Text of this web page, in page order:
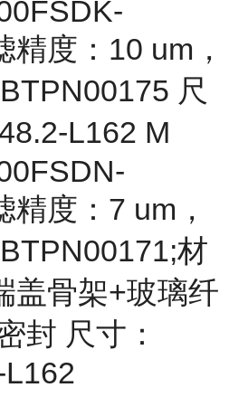
度：10 um，
尺
L162 M
度：7 um，
材
盖骨架+玻璃纤
封 尺寸：